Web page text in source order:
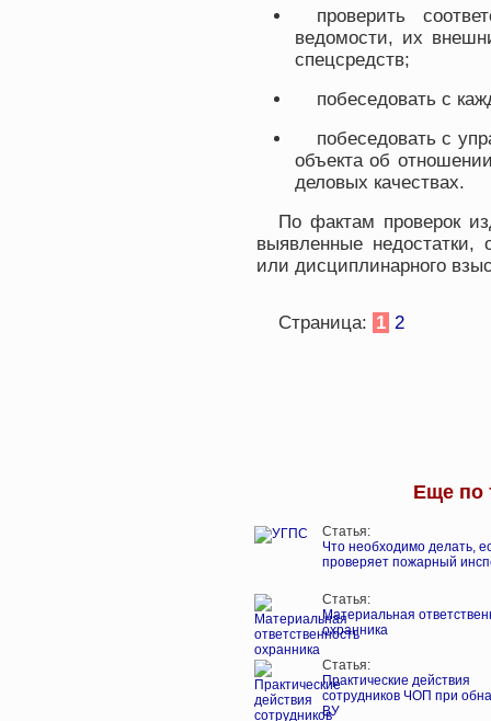
проверить
ведомости, их
спецсредств;
побеседовать с
побеседовать с
объекта об
деловых качествах.
По фактам проверок
выявленные
или дисциплинарного
Страница: 1 2
Еще по
Статья:
Что необходимо делать,
проверяет пожарный
Статья:
Материальная
охранника
Статья:
Практические действия
сотрудников ЧОП при
ВУ